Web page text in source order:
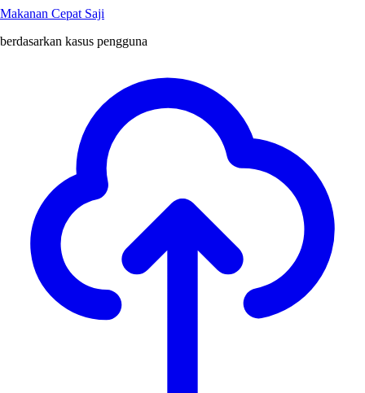
Makanan Cepat Saji
berdasarkan kasus pengguna